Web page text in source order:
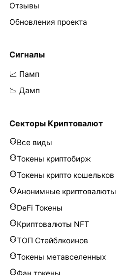
Отзывы
Обновления проекта
Сигналы
📈 Памп
📉 Дамп
Секторы Криптовалют
Все виды
Токены криптобирж
Токены крипто кошельков
Анонимные криптовалюты
DeFi Токены
Криптовалюты NFT
ТОП Стейблкоинов
Токены метавселенных